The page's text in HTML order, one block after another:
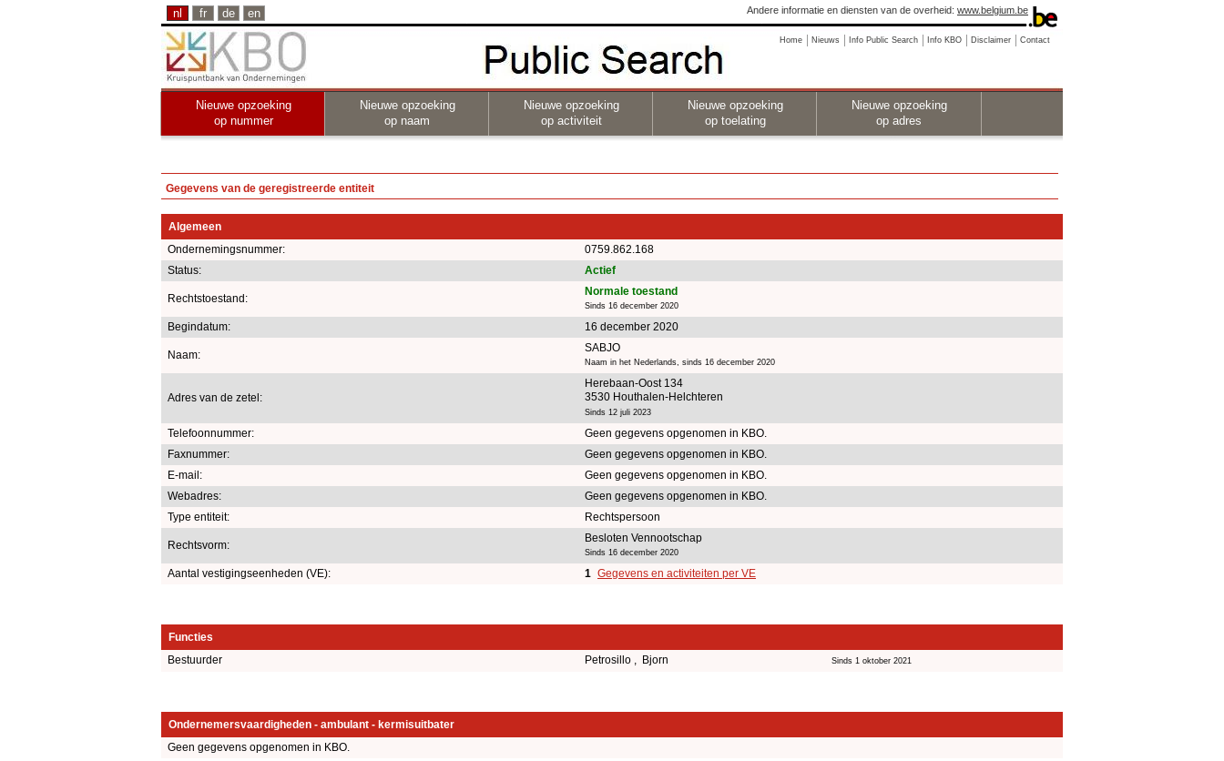
nl fr de en Andere informatie en diensten van de overheid: www.belgium.be
Home Nieuws Info Public Search Info KBO Disclaimer Contact
Nieuwe opzoeking
op nummer
Nieuwe opzoeking
op naam
Nieuwe opzoeking
op activiteit
Nieuwe opzoeking
op toelating
Nieuwe opzoeking
op adres
Gegevens van de geregistreerde entiteit
Algemeen
Ondernemingsnummer:
0759.862.168
Status:
Actief
Rechtstoestand:
Normale toestand
Sinds 16 december 2020
Begindatum: 16 december 2020
Naam:
SABJO
Naam in het Nederlands, sinds 16 december 2020
Adres van de zetel:
Herebaan-Oost 134
3530 Houthalen-Helchteren
Sinds 12 juli 2023
Telefoonnummer:
Geen gegevens opgenomen in KBO.
Faxnummer:
Geen gegevens opgenomen in KBO.
E-mail:
Geen gegevens opgenomen in KBO.
Webadres:
Geen gegevens opgenomen in KBO.
Type entiteit:
Rechtspersoon
Rechtsvorm:
Besloten Vennootschap
Sinds 16 december 2020
Aantal vestigingseenheden (VE): 1 Gegevens en activiteiten per VE
Functies
Bestuurder
Petrosillo , Bjorn Sinds 1 oktober 2021
Ondernemersvaardigheden - ambulant - kermisuitbater
Geen gegevens opgenomen in KBO.